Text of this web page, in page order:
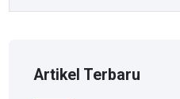
Artikel Terbaru